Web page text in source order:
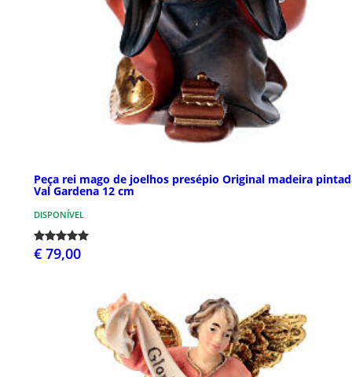
Peça rei mago de joelhos presépio Original madeira
Val Gardena 12 cm
DISPONÍVEL
€ 79,00